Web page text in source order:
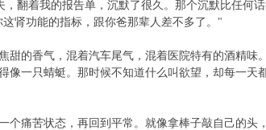
翻着我的报告单，沉默了很久。那个沉默比任何
肾功能的指标，跟你爸那辈人差不多了。"
的香气，混着汽车尾气，混着医院特有的酒精味
一只蜻蜓。那时候不知道什么叫欲望，却每一天
痛苦状态，再回到平常。就像拿棒子敲自己的头